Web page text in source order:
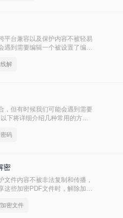
平台兼容以及保护内容不被轻易
遇到需要编辑一个被设置了编辑
行编辑。
解
，但有时候我们可能会遇到需要
下将详细介绍几种常用的方法
码
密
件内容不被非法复制和传播，
这些加密PDF文件时，解除加密
密文件